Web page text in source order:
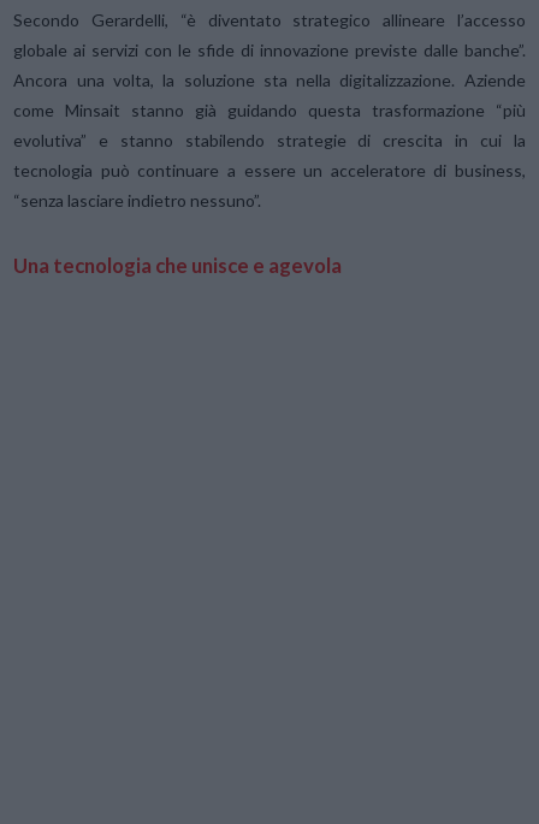
Secondo Gerardelli, “è diventato strategico allineare l’accesso
globale ai servizi con le sfide di innovazione previste dalle banche”.
Ancora una volta, la soluzione sta nella digitalizzazione. Aziende
come Minsait stanno già guidando questa trasformazione “più
evolutiva” e stanno stabilendo strategie di crescita in cui la
tecnologia può continuare a essere un acceleratore di business,
“senza lasciare indietro nessuno”.
Una tecnologia che unisce e agevola